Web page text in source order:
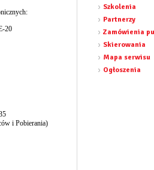
20
i Pobierania)
Szkolenia
Partnerzy
Zamówienia
Skierowania
Mapa serwisu
Ogłoszenia